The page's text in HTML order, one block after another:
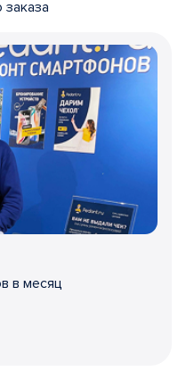
в месяц